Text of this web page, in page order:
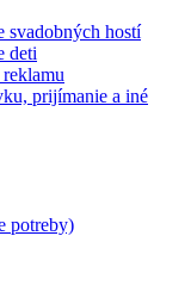
svadobných hostí
deti
prijímanie a iné
potreby)